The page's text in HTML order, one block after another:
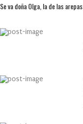
Se va doña Olga, la de las arepas